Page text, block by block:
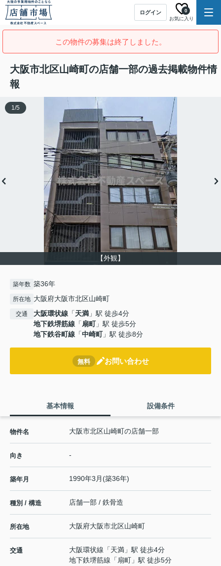
ログイン
お気に入り
0
この物件の募集は終了しました。
大阪市北区山崎町の店舗一部の過去掲載物件情
報
【外観】
1/5
築年数 築36年
所在地 大阪府大阪市北区山崎町
交通 大阪環状線 「天満 」駅 徒歩4分
地下鉄堺筋線 「扇町」駅 徒歩5分
地下鉄谷町線 「中崎町」駅 徒歩8分
無料 お問い合わせ
基本情報 設備条件
物件名 大阪市北区山崎町の店舗一部
向き -
築年月 1990年3月(築36年)
種別 / 構造 店舗一部 / 鉄骨造
所在地 大阪府大阪市北区山崎町
交通 大阪環状線 「天満 」駅 徒歩4分
地下鉄堺筋線 「扇町 」駅 徒歩5分